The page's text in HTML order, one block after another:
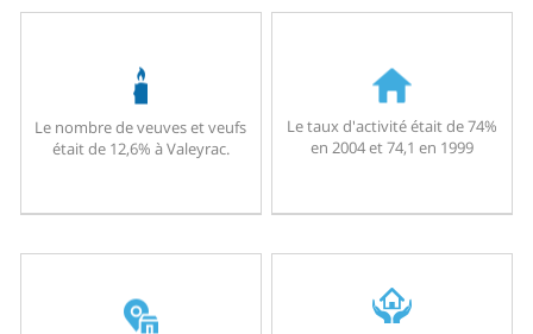
Le nombre de veuves et veufs
était de 12,6% à Valeyrac.
Le taux d'activité était de 74%
en 2004 et 74,1 en 1999